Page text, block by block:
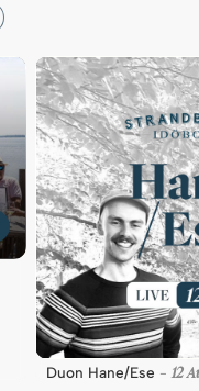
Duon Hane/Ese -12